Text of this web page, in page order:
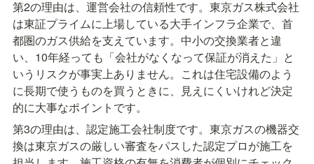
第2の理由は、運営会社の信頼性です。東京ガス株式会社
は東証プライムに上場している大手インフラ企業で、首
都圏のガス供給を支えています。中小の交換業者と違
い、10年経っても「会社がなくなって保証が消えた」と
いうリスクが事実上ありません。これは住宅設備のよう
に長期で使うものを買うときに、見えにくいけれど決定
的に大事なポイントです。
第3の理由は、認定施工会社制度です。東京ガスの機器交
換は東京ガスの厳しい審査をパスした認定プロが施工を